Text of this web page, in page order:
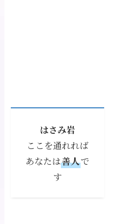
はさみ岩
ここを通れれば
あなたは善人で
す